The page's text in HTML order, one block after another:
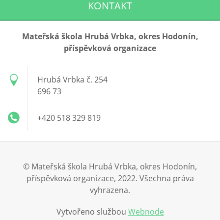
KONTAKT
Mateřská škola Hrubá Vrbka, okres Hodonín,
příspěvková organizace
Hrubá Vrbka č. 254
696 73
+420 518 329 819
© Mateřská škola Hrubá Vrbka, okres Hodonín,
příspěvková organizace, 2022. Všechna práva
vyhrazena.
Vytvořeno službou Webnode